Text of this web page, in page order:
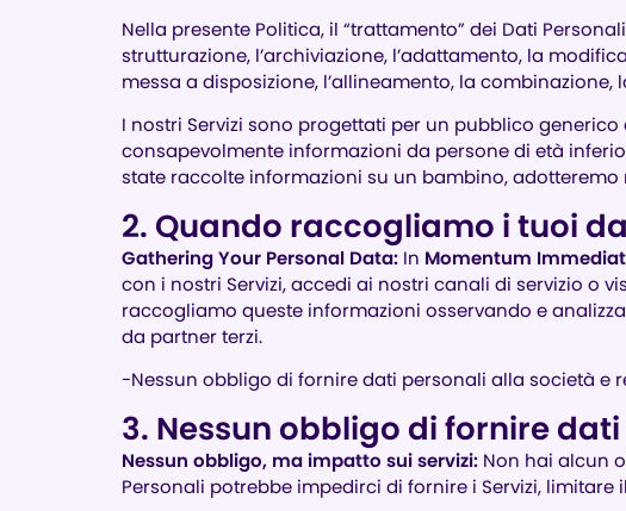
Nella presente Politica, il “trattamento” dei Dati
strutturazione, l’archiviazione, l’adattamento, la
messa a disposizione, l’allineamento, la
I nostri Servizi sono progettati per un pubblico
consapevolmente informazioni da persone di età
state raccolte informazioni su un bambino,
2. Quando raccogliamo i tuoi
Gathering Your Personal Data: In Momentum
con i nostri Servizi, accedi ai nostri canali di servizio o
raccogliamo queste informazioni osservando e
da partner terzi.
-Nessun obbligo di fornire dati personali alla società e
3. Nessun obbligo di fornire
Nessun obbligo, ma impatto sui servizi: Non hai alcun
Personali potrebbe impedirci di fornire i Servizi,